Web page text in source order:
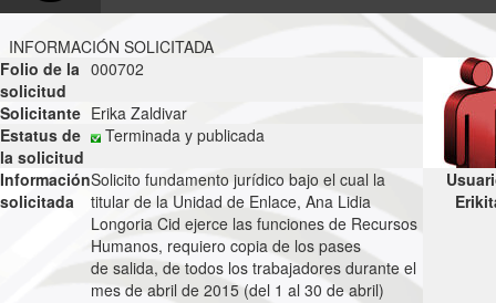
INFORMACIÓN SOLICITADA
Folio de la
solicitud
000702
Solicitante Erika Zaldivar
Estatus de
la solicitud
Terminada y publicada
Información
solicitada
Solicito fundamento jurídico bajo el cual la
titular de la Unidad de Enlace, Ana Lidia
Longoria Cid ejerce las funciones de Recursos
Humanos, requiero copia de los pases
de salida, de todos los trabajadores durante el
mes de abril de 2015 (del 1 al 30 de abril)